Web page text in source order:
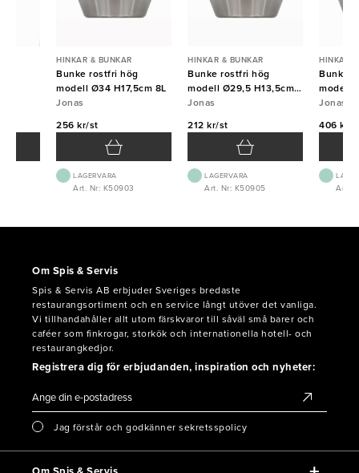
HINKAR & BUNKAR
Bunke rostfri hög
modell Ø34 H17,5cm 8L
Jonas
256 kr/st
LAGERVARA
Art. Nr: K50903
HINKAR & BUNKAR
Bunke rostfri hög
modell Ø29,5 H13,5cm
5L
Jonas
212 kr/st
LAGERVARA
Art. Nr: K50905
HINKAR
Bunke
modell
Jonas
406 kr/
Art.
Om Spis & Servis
Spis & Servis AB erbjuder Sveriges bredaste
restaurangsortiment och en service långt utöver det vanliga.
Vi tillhandahåller allt utom färskvaror till såväl små barer och
caféer som finkrogar, storkök och internationella hotell- och
restaurangkedjor.
Registrera dig för erbjudanden, inspiration och nyheter:
Jag förstår och godkänner sekretsspolicy